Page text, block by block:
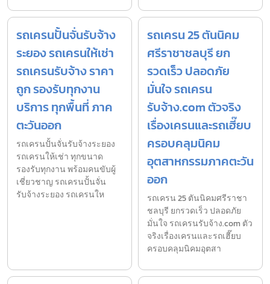
รถเครนปั้นจั่นรับจ้าง
ระยอง รถเครนให้เช่า
รถเครนรับจ้าง ราคา
ถูก รองรับทุกงาน
บริการ ทุกพื้นที่ ภาค
ตะวันออก
รถเครนปั้นจั่นรับจ้างระยอง
รถเครนให้เช่า ทุกขนาด
รองรับทุกงาน พร้อมคนขับผู้
เชี่ยวชาญ รถเครนปั้นจั่น
รับจ้างระยอง รถเครนให
รถเครน 25 ตันนิคม
ศรีราชาชลบุรี ยก
รวดเร็ว ปลอดภัย
มั่นใจ รถเครน
รับจ้าง.com ตัวจริง
เรื่องเครนและรถเฮี๊ยบ
ครอบคลุมนิคม
อุตสาหกรรมภาคตะวัน
ออก
รถเครน 25 ตันนิคมศรีราชา
ชลบุรี ยกรวดเร็ว ปลอดภัย
มั่นใจ รถเครนรับจ้าง.com ตัว
จริงเรื่องเครนและรถเฮี๊ยบ
ครอบคลุมนิคมอุตสา